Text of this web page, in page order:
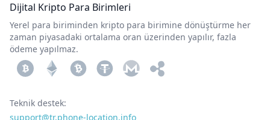
Dijital Kripto Para Birimleri
Yerel para biriminden kripto para birimine dönüştürme her
zaman piyasadaki ortalama oran üzerinden yapılır, fazla
ödeme yapılmaz.
Teknik destek:
support@‌tr.phone-location.info